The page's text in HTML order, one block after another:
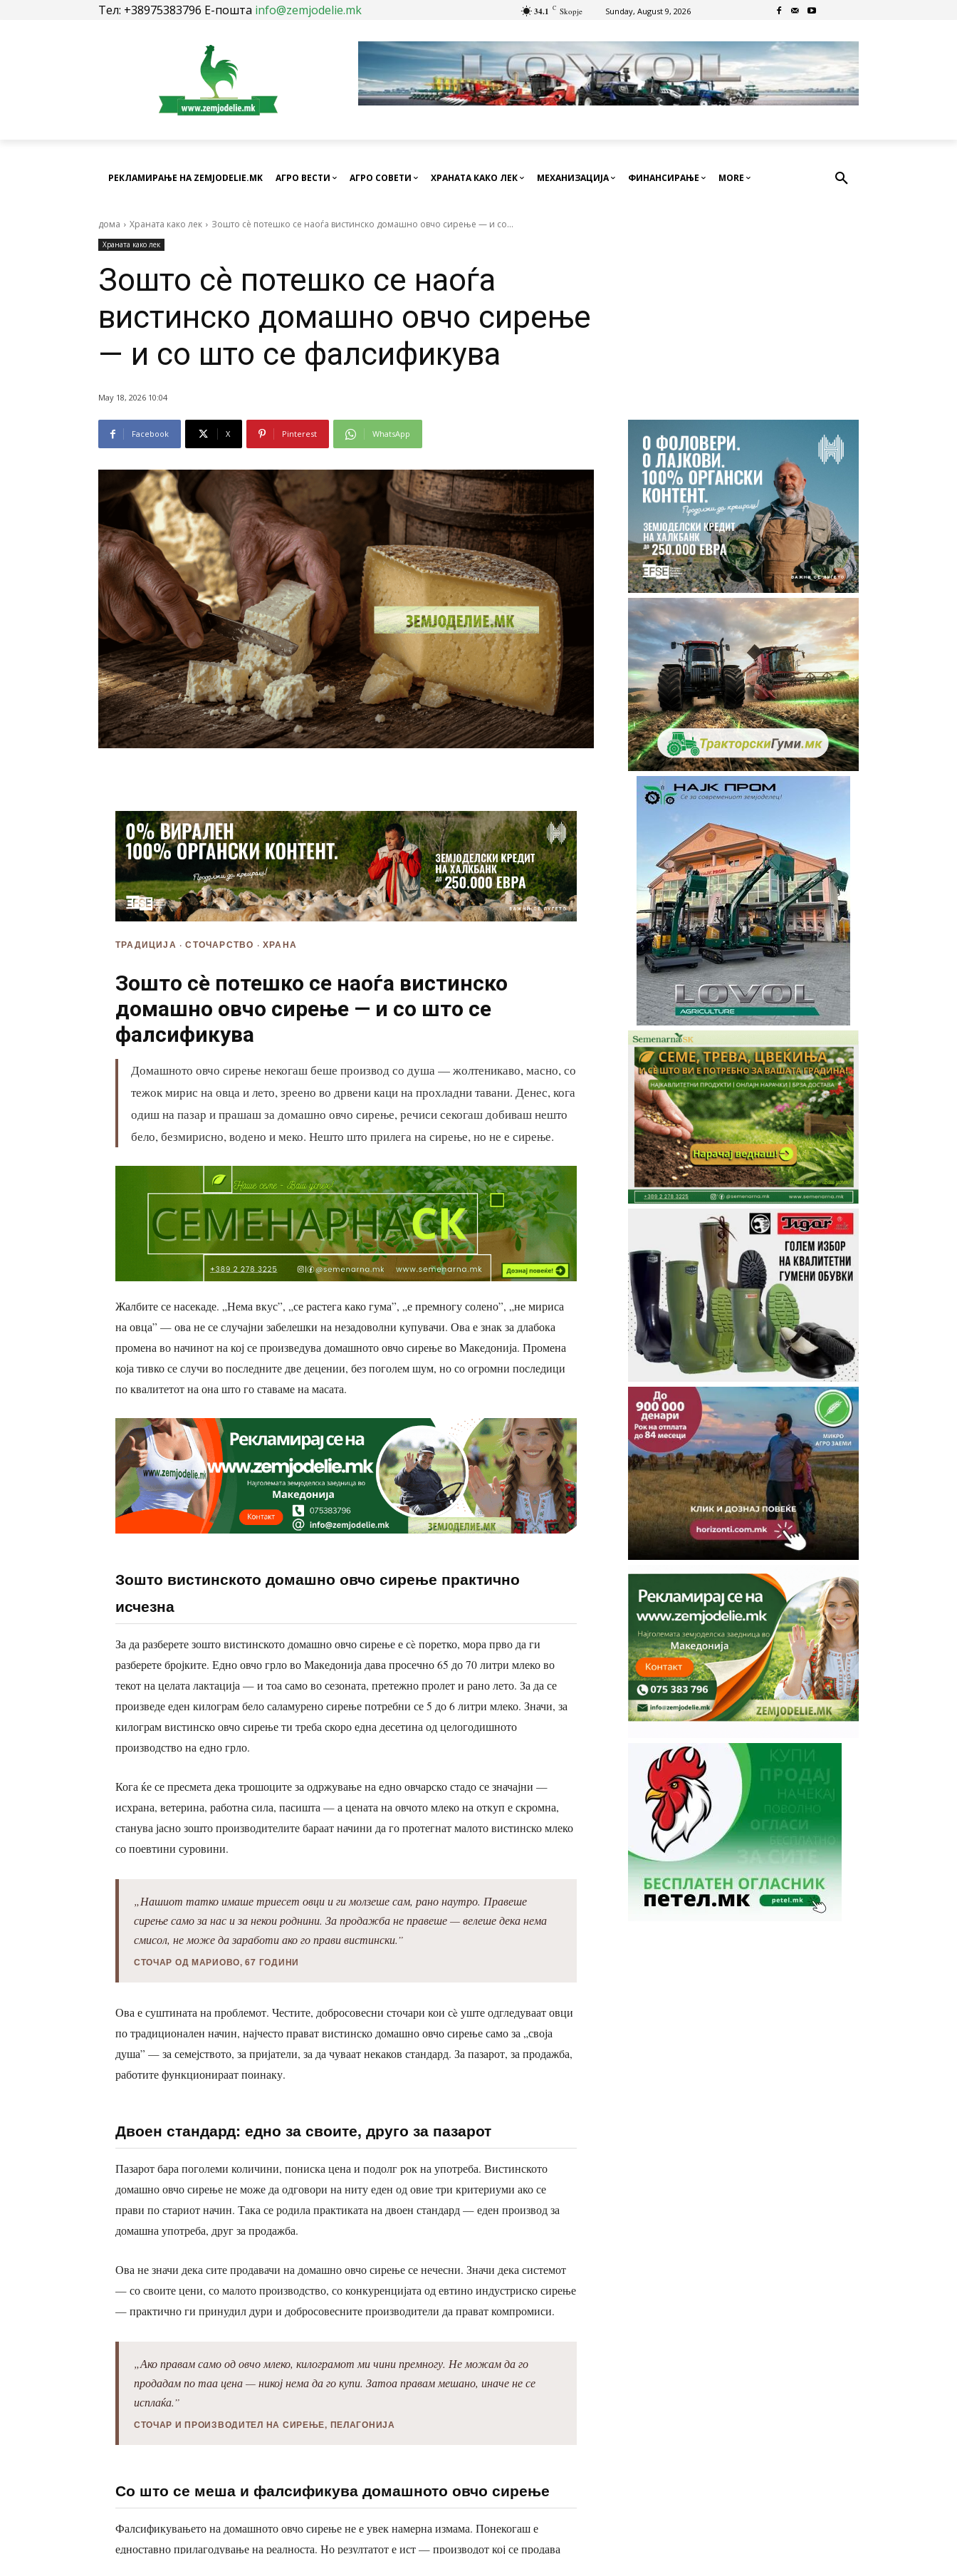
Тел: +38975383796 Е-пошта info@zemjodelie.mk 34.1 C Skopje Sunday, August 9, 2026
РЕКЛАМИРАЊЕ НА ZEMJODELIE.MK АГРО ВЕСТИ АГРО СОВЕТИ ХРАНАТА КАКО ЛЕК МЕХАНИЗАЦИЈА ФИНАНСИРАЊЕ MORE
дома Храната како лек Зошто сè потешко се наоѓа вистинско домашно овчо сирење — и со...
Храната како лек
Зошто сè потешко се наоѓа
вистинско домашно овчо сирење
— и со што се фалсификува
May 18, 2026 10:04
Facebook X Pinterest WhatsApp
ТРАДИЦИЈА · СТОЧАРСТВО · ХРАНА
Зошто сè потешко се наоѓа вистинско
домашно овчо сирење — и со што се
фалсификува
Домашното овчо сирење некогаш беше производ со душа — жолтеникаво, масно, со
тежок мирис на овца и лето, зреено во дрвени каци на прохладни тавани. Денес, кога
одиш на пазар и прашаш за домашно овчо сирење, речиси секогаш добиваш нешто
бело, безмирисно, водено и меко. Нешто што прилега на сирење, но не е сирење.
Жалбите се насекаде. „Нема вкус”, „се растега како гума”, „е премногу солено”, „не мириса
на овца” — ова не се случајни забелешки на незадоволни купувачи. Ова е знак за длабока
промена во начинот на кој се произведува домашното овчо сирење во Македонија. Промена
која тивко се случи во последните две децении, без поголем шум, но со огромни последици
по квалитетот на она што го ставаме на масата.
Зошто вистинското домашно овчо сирење практично
исчезна
За да разберете зошто вистинското домашно овчо сирење е сè поретко, мора прво да ги
разберете бројките. Едно овчо грло во Македонија дава просечно 65 до 70 литри млеко во
текот на целата лактација — и тоа само во сезоната, претежно пролет и рано лето. За да се
произведе еден килограм бело саламурено сирење потребни се 5 до 6 литри млеко. Значи, за
килограм вистинско овчо сирење ти треба скоро една десетина од целогодишното
производство на едно грло.
Кога ќе се пресмета дека трошоците за одржување на едно овчарско стадо се значајни —
исхрана, ветерина, работна сила, пасишта — а цената на овчото млеко на откуп е скромна,
станува јасно зошто производителите бараат начини да го протегнат малото вистинско млеко
со поевтини суровини.
„Нашиот татко имаше триесет овци и ги молзеше сам, рано наутро. Правеше
сирење само за нас и за некои роднини. За продажба не правеше — велеше дека нема
смисол, не може да заработи ако го прави вистински.”
СТОЧАР ОД МАРИОВО, 67 ГОДИНИ
Ова е суштината на проблемот. Честите, добросовесни сточари кои сè уште одгледуваат овци
по традиционален начин, најчесто прават вистинско домашно овчо сирење само за „своја
душа” — за семејството, за пријатели, за да чуваат некаков стандард. За пазарот, за продажба,
работите функционираат поинаку.
Двоен стандард: едно за своите, друго за пазарот
Пазарот бара поголеми количини, пониска цена и подолг рок на употреба. Вистинското
домашно овчо сирење не може да одговори на ниту еден од овие три критериуми ако се
прави по стариот начин. Така се родила практиката на двоен стандард — еден производ за
домашна употреба, друг за продажба.
Ова не значи дека сите продавачи на домашно овчо сирење се нечесни. Значи дека системот
— со своите цени, со малото производство, со конкуренцијата од евтино индустриско сирење
— практично ги принудил дури и добросовесните производители да прават компромиси.
„Ако правам само од овчо млеко, килограмот ми чини премногу. Не можам да го
продадам по таа цена — никој нема да го купи. Затоа правам мешано, иначе не се
исплаќа.”
СТОЧАР И ПРОИЗВОДИТЕЛ НА СИРЕЊЕ, ПЕЛАГОНИЈА
Со што се меша и фалсификува домашното овчо сирење
Фалсификувањето на домашното овчо сирење не е увек намерна измама. Понекогаш е
едноставно прилагодување на реалноста. Но резултатот е ист — производот кој се продава